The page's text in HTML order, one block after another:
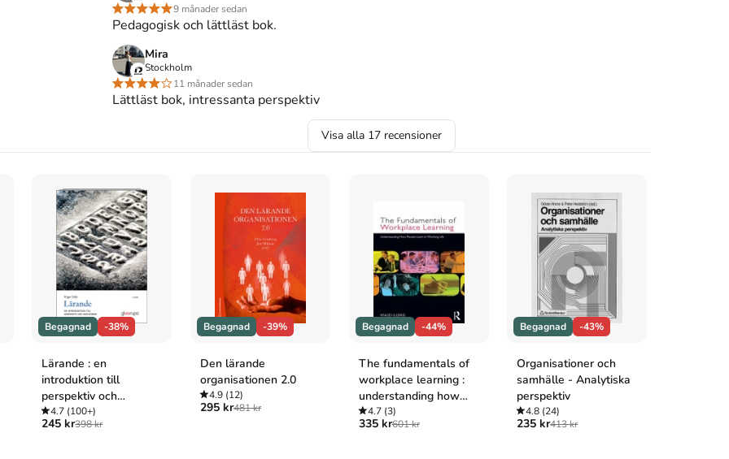
P., Thunborg, C. & Wilhelmson, L. (2021).
AB.
Thunborg C, m.fl. Kollektivt lärande - i arbetslivet.
9 månader sedan
Pedagogisk och lättläst bok.
Mira
Stockholm
11 månader sedan
Lättläst bok, intressanta perspektiv
Visa alla 17 recensioner
Begagnad -38%
Lärande : en
introduktion till
perspektiv och
metaforer
4.7 (100+)
245 kr398 kr
Begagnad -39%
Den lärande
organisationen 2.0
4.9(12)
295 kr481 kr
Begagnad -44%
The fundamentals of
workplace learning :
understanding how
people learn in
working life
4.7(3)
335 kr601 kr
Begagnad -43%
Organisationer och
samhälle - Analytiska
perspektiv
4.8 (24)
235 kr413 kr